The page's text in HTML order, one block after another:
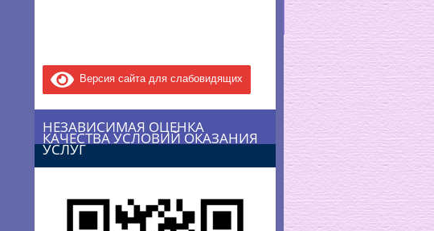
Версия сайта для слабовидящих
НЕЗАВИСИМАЯ ОЦЕНКА
КАЧЕСТВА УСЛОВИЙ ОКАЗАНИЯ
УСЛУГ